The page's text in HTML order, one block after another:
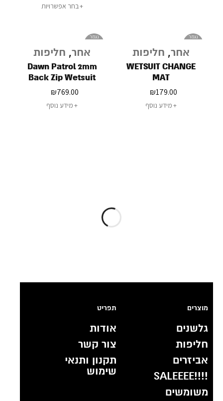
בחר אפשרויות
נגמר
אחר, חליפות
WETSUIT CHANGE
MAT
₪179.00
מידע נוסף
נגמר
אחר, חליפות
Dawn Patrol 2mm
Back Zip Wetsuit
Spring
₪769.00
מידע נוסף
מוצרים
גלשנים
חליפות
אביזרים
!!!!SALEEEE
משומשים
תפריט
אודות
צור קשר
תקנון ותנאי
שימוש